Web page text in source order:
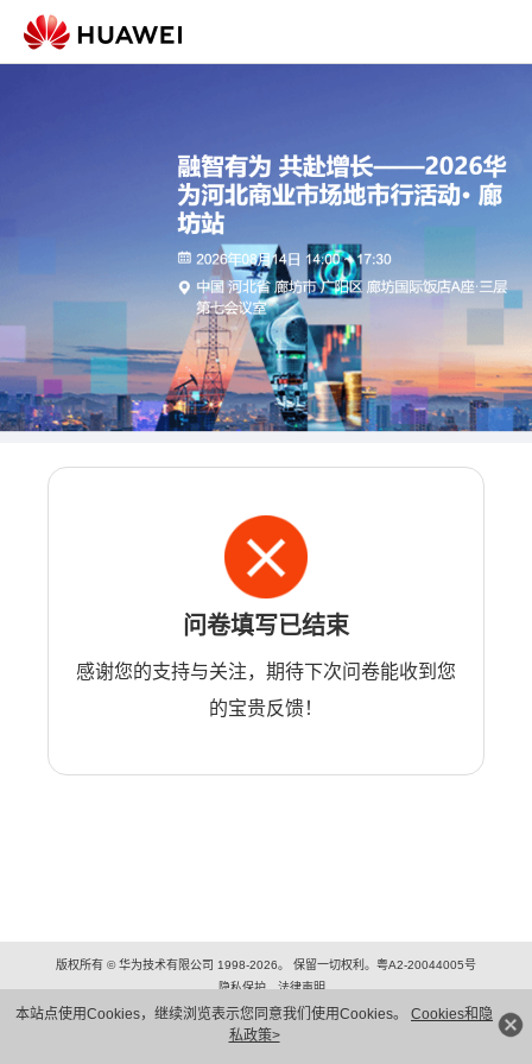
本站点使用Cookies，继续浏览表示您同意我们使用Cookies。 Cookies和隐
私政策>
问卷填写已结束
感谢您的支持与关注，期待下次问卷能收到您
的宝贵反馈！
版权所有 © 华为技术有限公司 1998-2026。 保留一切权利。粤A2-20044005号
隐私保护
法律声明